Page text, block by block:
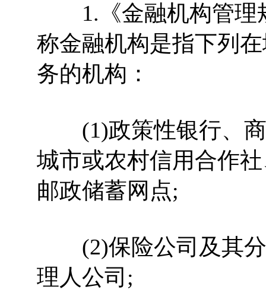
1.《金融机构管理
称金融机构是指下列
务的机构：
(1)政策性银行、商
城市或农村信用合作
邮政储蓄网点;
(2)保险公司及其分
理人公司;